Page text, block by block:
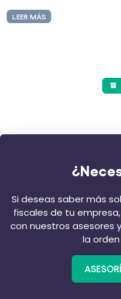
LEER MÁS
Si deseas saber más
fiscales de tu
con nuestros asesores
la